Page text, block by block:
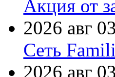
Акция от
2026 авг 03
Сеть
2026 авг 03